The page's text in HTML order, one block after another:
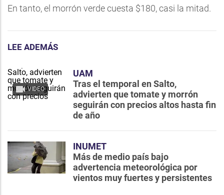
En tanto, el morrón verde cuesta $180, casi la mitad.
LEE ADEMÁS
VIDEO
UAM
Tras el temporal en Salto,
advierten que tomate y morrón
seguirán con precios altos hasta fin
de año
INUMET
Más de medio país bajo
advertencia meteorológica por
vientos muy fuertes y persistentes